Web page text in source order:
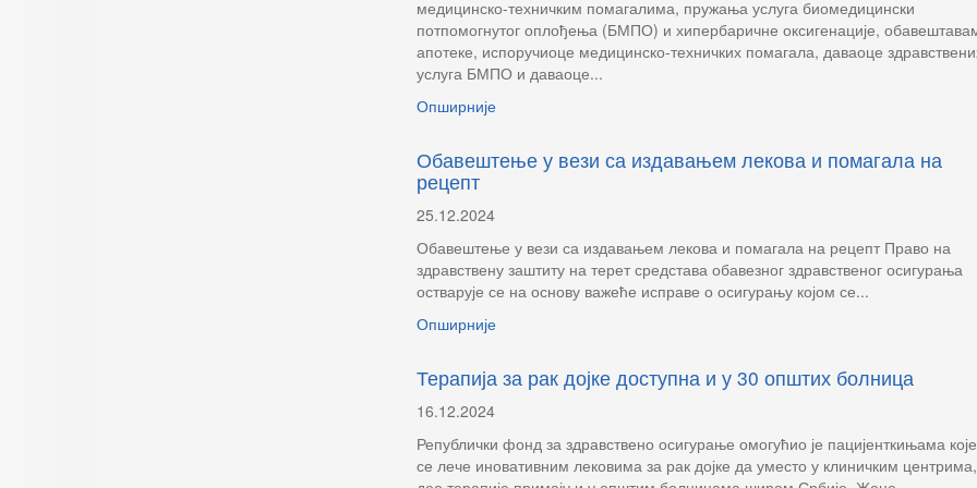
медицинско-техничким помагалима, пружања услуга биомедицински
потпомогнутог оплођења (БМПО) и хипербаричне оксигенације,
апотеке, испоручиоце медицинско-техничких помагала, даваоце
услуга БМПО и даваоце...
Опширније
Обавештење у вези са издавањем лекова и помагала на
рецепт
25.12.2024
Обавештење у вези са издавањем лекова и помагала на рецепт Право на
здравствену заштиту на терет средстава обавезног здравственог осигурања
остварује се на основу важеће исправе о осигурању којом се...
Опширније
Терапија за рак дојке доступна и у 30 општих болница
16.12.2024
Републички фонд за здравствено осигурање омогућио је пацијенткињама које
се лече иновативним лековима за рак дојке да уместо у клиничким центрима,